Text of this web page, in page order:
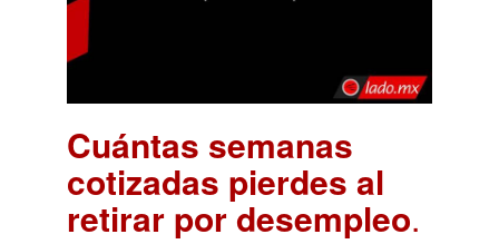
Cuántas semanas
cotizadas pierdes al
retirar por desempleo.